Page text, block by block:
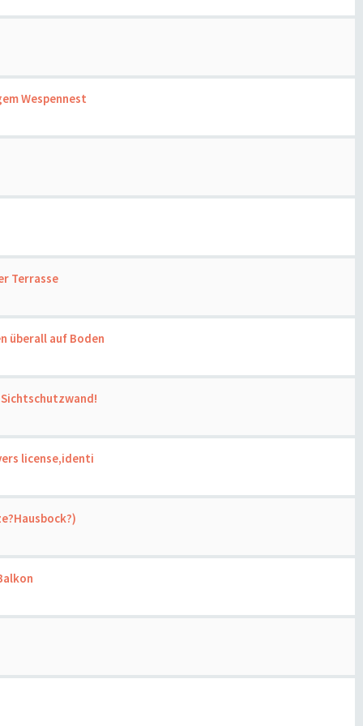
Wespennest
Terrasse
überall auf Boden
license,identi